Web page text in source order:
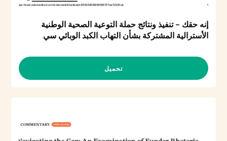
إنه حقك - تنفيذ ونتائج حملة التوعية الصحية الوطنية
الأسترالية المشتركة بشأن التهاب الكبد الوبائي سي
تحميل